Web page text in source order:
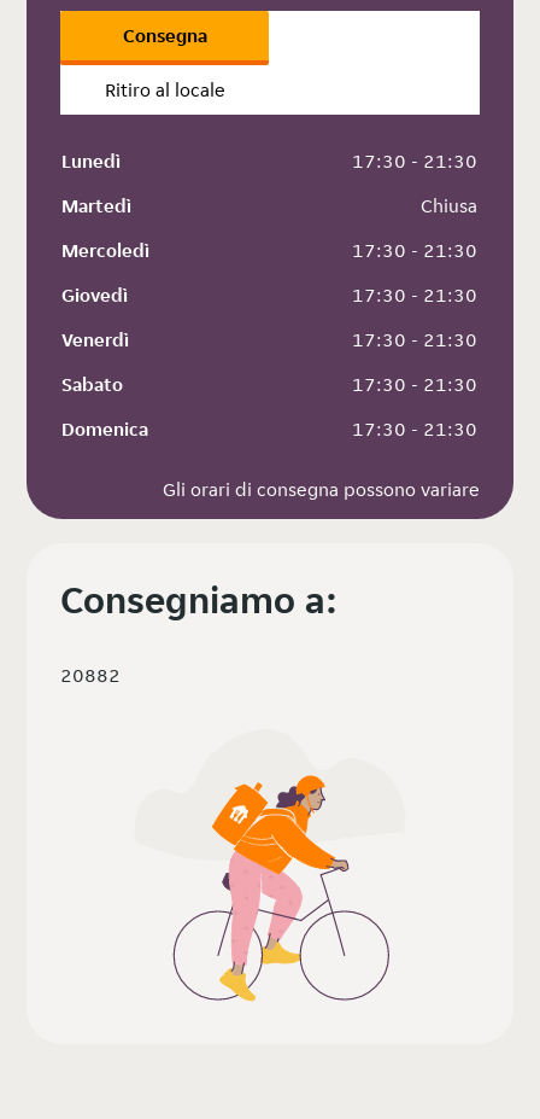
Consegna
Ritiro al locale
Lunedì
17:30 - 21:30
Martedì
Chiusa
Mercoledì
17:30 - 21:30
Giovedì
17:30 - 21:30
Venerdì
17:30 - 21:30
Sabato
17:30 - 21:30
Domenica
17:30 - 21:30
Gli orari di consegna possono variare
Consegniamo a:
20882